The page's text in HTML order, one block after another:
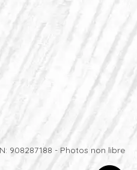
908287188 - Photos non libre